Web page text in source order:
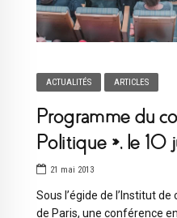
ACTUALITÉS ARTICLES
Programme du
Politique », le 10
21 mai 2013
Sous l’égide de l’Institut
de Paris, une conférence